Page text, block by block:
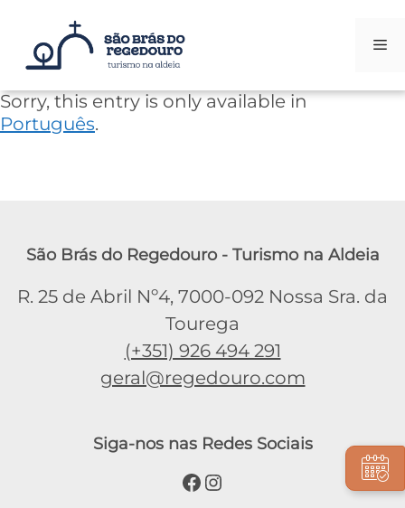
Skip
to
Sorry, this entry is only available in
Português.
São Brás do Regedouro - Turismo na Aldeia
R. 25 de Abril Nº4, 7000-092 Nossa Sra. da
Tourega
(+351) 926 494 291
geral@regedouro.com
Siga-nos nas Redes Sociais
Facebook
Instagram